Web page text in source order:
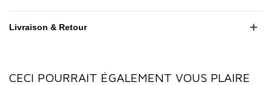
Livraison & Retour
CECI POURRAIT ÉGALEMENT VOUS PLAIRE